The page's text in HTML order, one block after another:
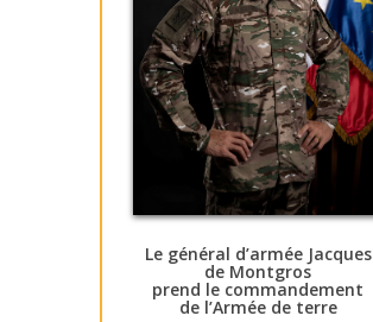
Le général d’armée Jacques
de Montgros
prend le commandement
de l’Armée de terre